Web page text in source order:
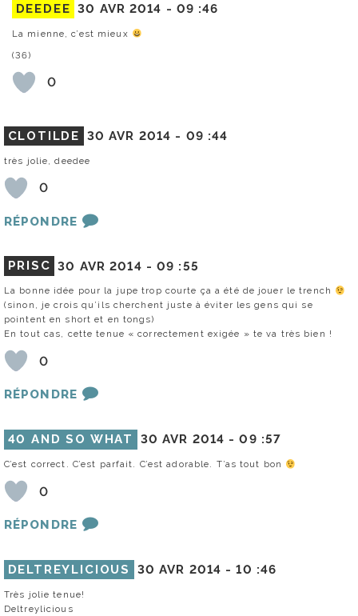
DEEDEE 30 AVR 2014 - 09 :46
La mienne, c’est mieux
(36)
0
CLOTILDE 30 AVR 2014 - 09 :44
très jolie, deedee
0
RÉPONDRE
PRISC 30 AVR 2014 -09 :55
La bonne idée pour la jupe trop courte ça a été de jouer le trench
(sinon, je crois qu’ils cherchent juste à éviter les gens qui se
pointent en short et en tongs)
En tout cas, cette tenue « correctement exigée » te va très bien !
0
RÉPONDRE
40 AND SO WHAT 30 AVR 2014 -09 :57
C’est correct. C’est parfait. C’est adorable. T’as tout bon
0
RÉPONDRE
DELTREYLICIOUS 30 AVR 2014 -10 :46
Très jolie tenue!
Deltreylicious